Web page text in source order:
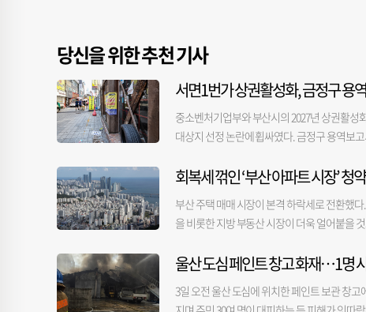
당신을 위한 추천 기사
서면1번가 상권활성화, 금정구 용
중소벤처기업부와 부산시의 2027년 상권활성
대상지 선정 논란에 휩싸였다. 금정구 용역보
제기된다. 부산진구청은 지난달 27일 구의회에
최대 5년간 총사업비 70억 원으로 다양한 사업
권 환경을 개선하고, 특화상품·브랜드 개발
의회에 보고된 관련 용역 결과 보고서를 검토
용역을 진행한 업체는 앞서 금정구 자율상권구
구’라는 표현까지 그대로 남아 있었다. 부산진
회복세 꺾인 ‘부산 아파트 시장’ 청
부산 주택 매매 시장이 본격 하락세로 전환했
을 비롯한 지방 부동산 시장이 더욱 얼어붙을
난달 -0.04%의 변동률을 보여준 데 이어 2개월
든 지역에서 하락했고 KB국민은행 조사에서
울산 도심 페인트 창고 화재…1명
3일 오전 울산 도심에 위치한 페인트 보관 창